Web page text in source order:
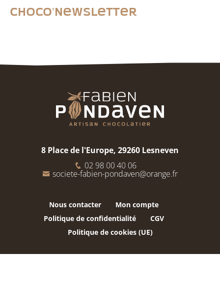
Choco'newsletter
8 Place de l'Europe, 29260 Lesneven
02 98 00 40 06
societe-fabien-pondaven@orange.fr
Nous contacter
Mon compte
Politique de confidentialité
CGV
Politique de cookies (UE)